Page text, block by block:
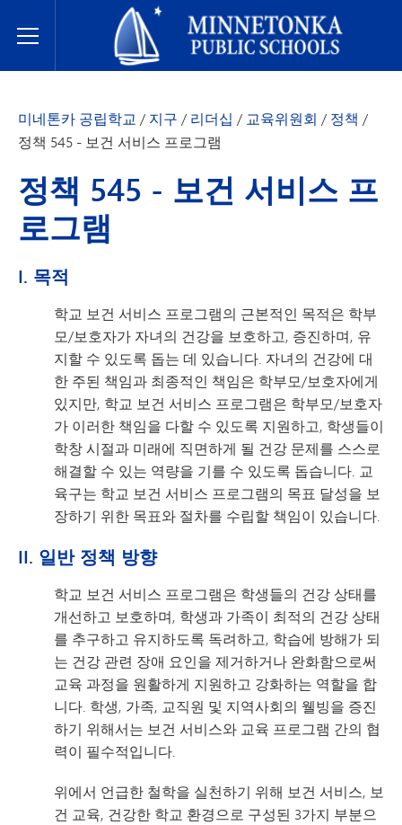
Toggle Menu
미네토카 공립학교
미네톤카 공립학교 / 지구 / 리더십 / 교육위원회 / 정책 /
정책 545 - 보건 서비스 프로그램
정책 545 - 보건 서비스 프
로그램
I. 목적
학교 보건 서비스 프로그램의 근본적인 목적은 학부
모/보호자가 자녀의 건강을 보호하고, 증진하며, 유
지할 수 있도록 돕는 데 있습니다. 자녀의 건강에 대
한 주된 책임과 최종적인 책임은 학부모/보호자에게
있지만, 학교 보건 서비스 프로그램은 학부모/보호자
가 이러한 책임을 다할 수 있도록 지원하고, 학생들이
학창 시절과 미래에 직면하게 될 건강 문제를 스스로
해결할 수 있는 역량을 기를 수 있도록 돕습니다. 교
육구는 학교 보건 서비스 프로그램의 목표 달성을 보
장하기 위한 목표와 절차를 수립할 책임이 있습니다.
II. 일반 정책 방향
학교 보건 서비스 프로그램은 학생들의 건강 상태를
개선하고 보호하며, 학생과 가족이 최적의 건강 상태
를 추구하고 유지하도록 독려하고, 학습에 방해가 되
는 건강 관련 장애 요인을 제거하거나 완화함으로써
교육 과정을 원활하게 지원하고 강화하는 역할을 합
니다. 학생, 가족, 교직원 및 지역사회의 웰빙을 증진
하기 위해서는 보건 서비스와 교육 프로그램 간의 협
력이 필수적입니다.
위에서 언급한 철학을 실천하기 위해 보건 서비스, 보
건 교육, 건강한 학교 환경으로 구성된 3가지 부분으